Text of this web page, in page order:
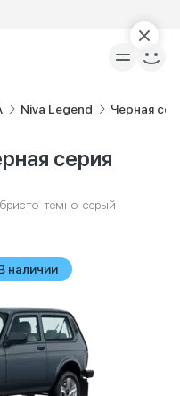
Niva Legend Черная
серия
темно-серый
наличии